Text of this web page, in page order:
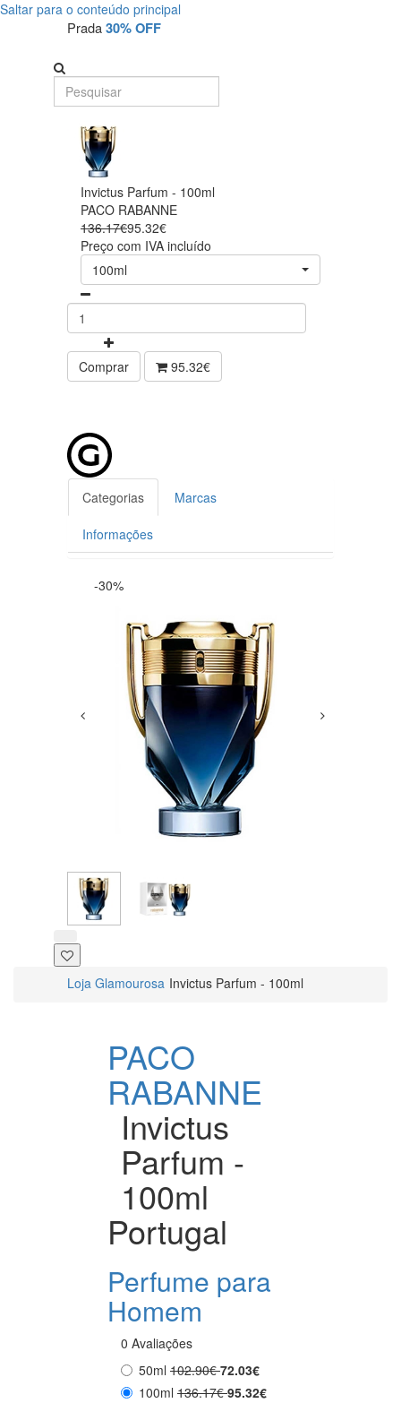
Saltar para o conteúdo principal
Prada30% OFF
Invictus Parfum - 100ml
PACO RABANNE
136.17€95.32€
Preço com IVA incluído
100ml
Comprar 95.32€
Categorias Marcas
Informações
-30%
Loja Glamourosa Invictus Parfum - 100ml
PACO
RABANNE
Invictus
Parfum -
100ml
Portugal
Perfume para
Homem
0 Avaliações
50ml 102.90€72.03€
100ml 136.17€95.32€